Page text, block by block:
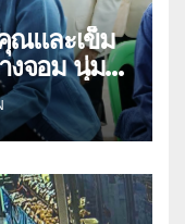
ณและเข็ม
ภอเมือง